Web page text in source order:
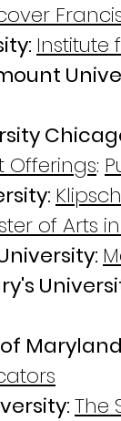
Institute
Offerings:
of Arts
The